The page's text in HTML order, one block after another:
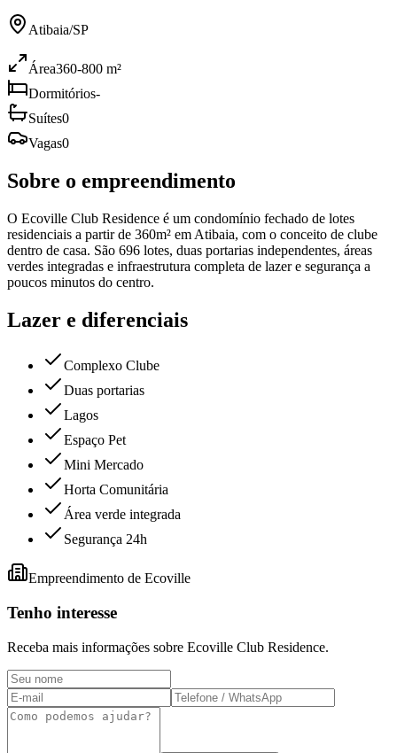
Atibaia/SP
Área360-800 m²
Dormitórios-
Suítes0
Vagas0
Sobre o empreendimento
O Ecoville Club Residence é um condomínio fechado de lotes
residenciais a partir de 360m² em Atibaia, com o conceito de clube
dentro de casa. São 696 lotes, duas portarias independentes, áreas
verdes integradas e infraestrutura completa de lazer e segurança a
poucos minutos do centro.
Lazer e diferenciais
Complexo Clube
Duas portarias
Lagos
Espaço Pet
Mini Mercado
Horta Comunitária
Área verde integrada
Segurança 24h
Empreendimento de Ecoville
Tenho interesse
Receba mais informações sobre Ecoville Club Residence.